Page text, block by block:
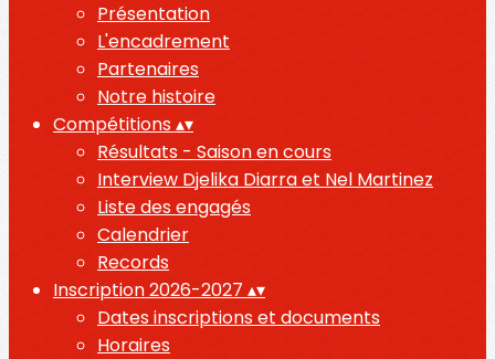
Présentation
L'encadrement
Partenaires
Notre histoire
Compétitions▴▾
Résultats - Saison en cours
Interview Djelika Diarra et Nel Martinez
Liste des engagés
Calendrier
Records
Inscription 2026-2027 ▴▾
Dates inscriptions et documents
Horaires